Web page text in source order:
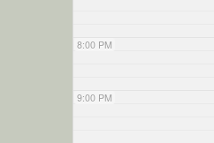
8:00 PM
9:00 PM